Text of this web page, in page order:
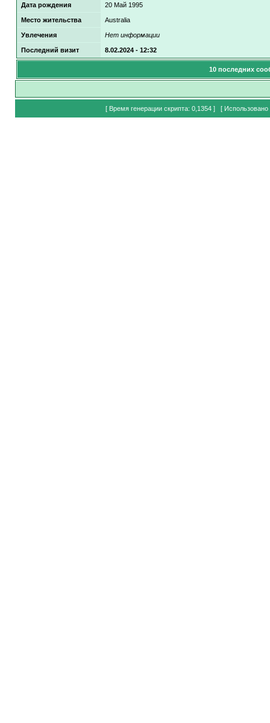
Дата рождения 20 Май 1995
Место жительства Australia
Увлечения Нет информации
Последний визит 8.02.2024 - 12:32
10 последних
[ Время генерации скрипта: 0,1354 ] [